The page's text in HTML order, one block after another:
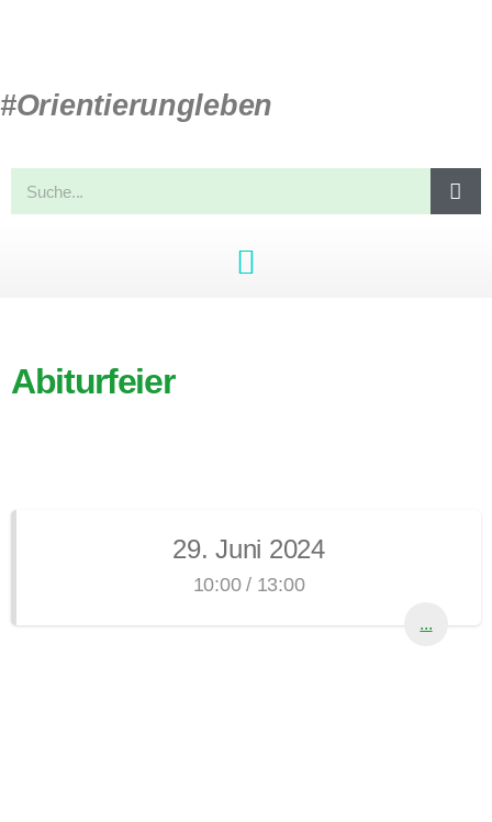
#Orientierungleben
Abiturfeier
29. Juni 2024
10:00 / 13:00
...